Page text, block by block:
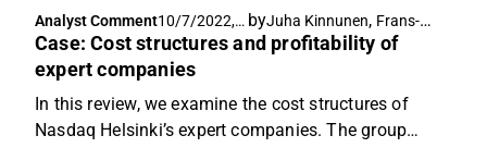
H1-rapport måndagen den 18.8.
Analyst Comment10/7/2022,
8:28 AM
byJuha Kinnunen, Frans-Mikael Rostedt
Case: Cost structures and profitability of
expert companies
In this review, we examine the cost structures of
Nasdaq Helsinki’s expert companies. The group